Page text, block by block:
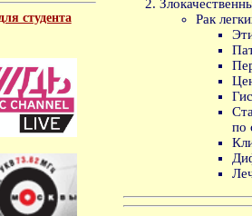
студента
Рак
по